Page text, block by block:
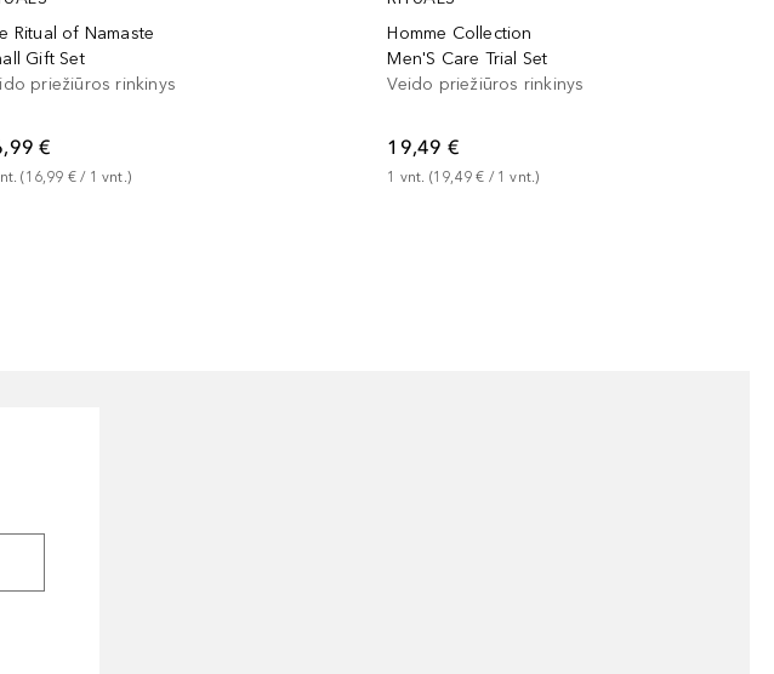
Ritual of Namaste
Gift Set
priežiūros rinkinys
€
(16,99 € / 1 vnt.)
Homme Collection
Men'S Care Trial Set
Veido priežiūros rinkinys
19,49 €
1 vnt. (19,49 € / 1 vnt.)